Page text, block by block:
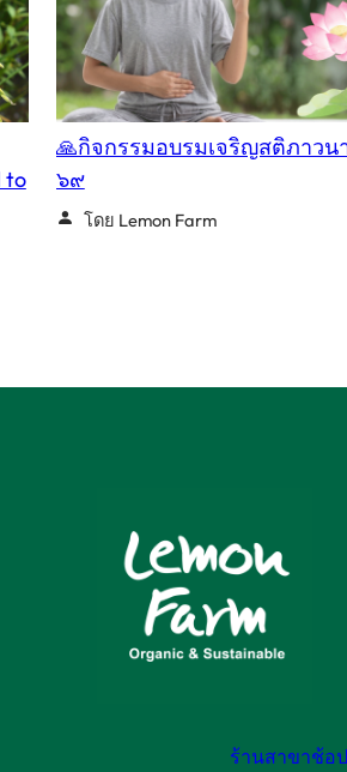
to
🙏กิจกรรมอบรมเจริญสติภาวน
๖๙
โดย Lemon Farm
ร้านสาขาช้อ